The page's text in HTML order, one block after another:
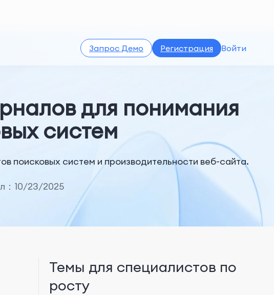
Запрос Демо Регистрация Войти
для понимания
систем
поисковых систем и производительности веб-сайта.
：10/23/2025
Темы для специалистов по
росту